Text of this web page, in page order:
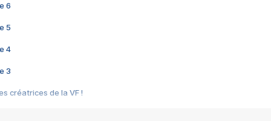
6
5
4
3
créatrices de la VF !